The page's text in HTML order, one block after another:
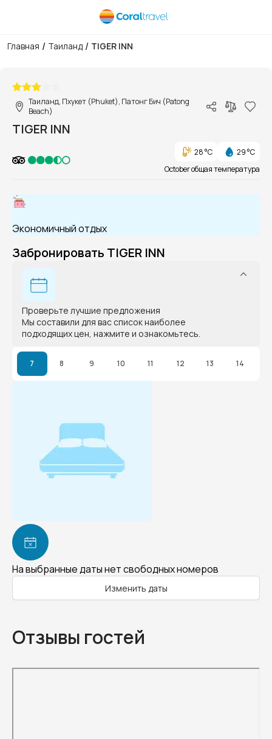
Главная / Таиланд / TIGER INN
Таиланд, Пхукет (Phuket), Патонг Бич (Patong
Beach)
TIGER INN
28 °C
29 °C
October общая температура
Экономичный отдых
Забронировать TIGER INN
Проверьте лучшие предложения
Мы составили для вас список наиболее
подходящих цен, нажмите и ознакомьтесь.
7 8 9 10 11 12 13 14
На выбранные даты нет свободных номеров
Изменить даты
Отзывы гостей